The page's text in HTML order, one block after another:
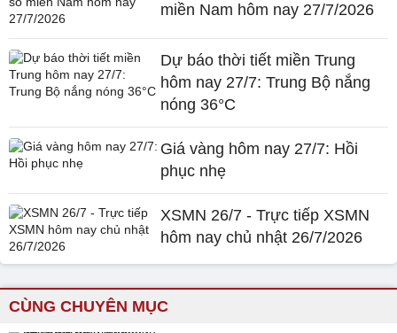
miền Nam hôm nay 27/7/2026
Dự báo thời tiết miền Trung
hôm nay 27/7: Trung Bộ nắng
nóng 36°C
Giá vàng hôm nay 27/7: Hồi
phục nhẹ
XSMN 26/7 - Trực tiếp XSMN
hôm nay chủ nhật 26/7/2026
CÙNG CHUYÊN MỤC